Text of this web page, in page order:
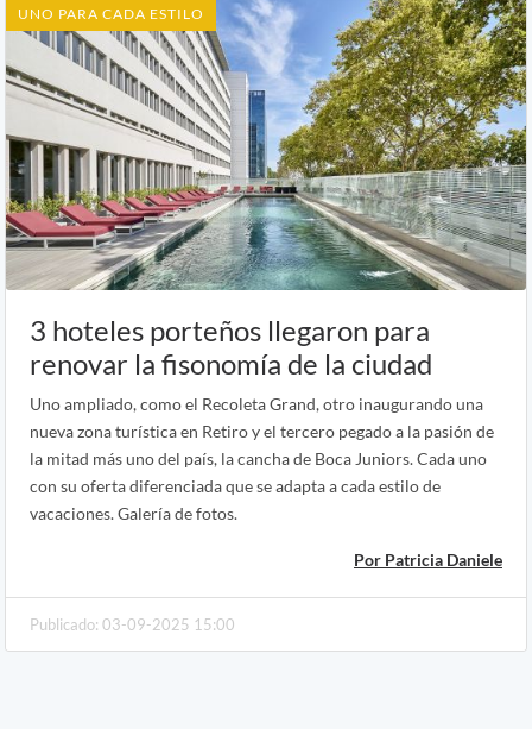
UNO PARA CADA ESTILO
3 hoteles porteños llegaron para
renovar la fisonomía de la ciudad
Uno ampliado, como el Recoleta Grand, otro inaugurando una
nueva zona turística en Retiro y el tercero pegado a la pasión de
la mitad más uno del país, la cancha de Boca Juniors. Cada uno
con su oferta diferenciada que se adapta a cada estilo de
vacaciones. Galería de fotos.
Por Patricia Daniele
Publicado: 03-09-2025 15:00